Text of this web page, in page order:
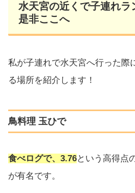
水天宮の近くで子連れラ
是非ここへ
私が子連れで水天宮へ行った際
る場所を紹介します！
鳥料理 玉ひで
食べログで、3.76という高得点
が有名です。